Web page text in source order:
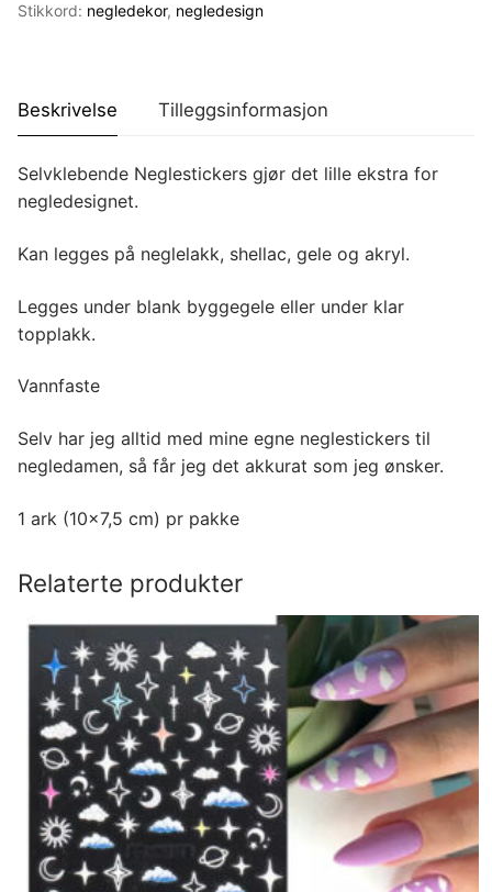
Stikkord: negledekor, negledesign
Beskrivelse Tilleggsinformasjon
Selvklebende Neglestickers gjør det lille ekstra for
negledesignet.
Kan legges på neglelakk, shellac, gele og akryl.
Legges under blank byggegele eller under klar
topplakk.
Vannfaste
Selv har jeg alltid med mine egne neglestickers til
negledamen, så får jeg det akkurat som jeg ønsker.
1 ark (10×7,5 cm) pr pakke
Relaterte produkter